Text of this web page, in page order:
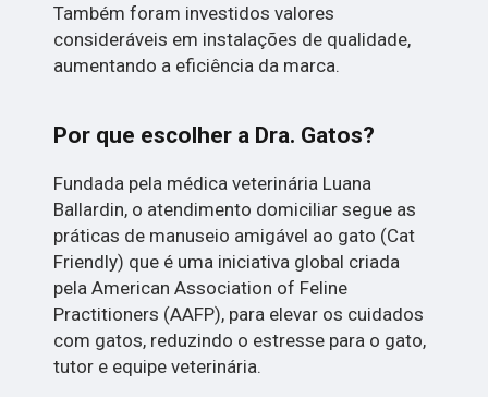
Também foram investidos valores
consideráveis em instalações de qualidade,
aumentando a eficiência da marca.
Por que escolher a Dra. Gatos?
Fundada pela médica veterinária Luana
Ballardin, o atendimento domiciliar segue as
práticas de manuseio amigável ao gato (Cat
Friendly) que é uma iniciativa global criada
pela American Association of Feline
Practitioners (AAFP), para elevar os cuidados
com gatos, reduzindo o estresse para o gato,
tutor e equipe veterinária.